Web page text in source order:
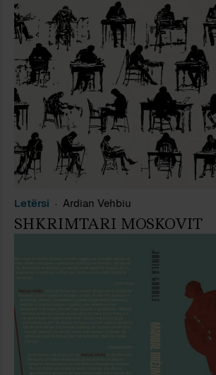
Letërsi Ardian Vehbiu
SHKRIMTARI MOSKOVIT